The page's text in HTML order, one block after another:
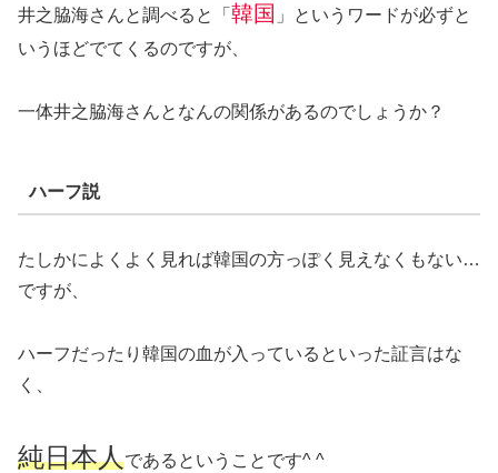
井之脇海さんと調べると「 韓国 」というワードが必ずと
いうほどでてくるのですが、
一体井之脇海さんとなんの関係があるのでしょうか？
ハーフ説
たしかによくよく見れば韓国の方っぽく見えなくもない…
ですが、
ハーフだったり韓国の血が入っているといった証言はな
く、
純日本人であるということです^ ^